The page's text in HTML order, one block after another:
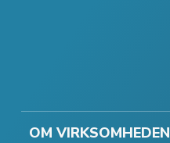
OM VIRKSOMHEDEN